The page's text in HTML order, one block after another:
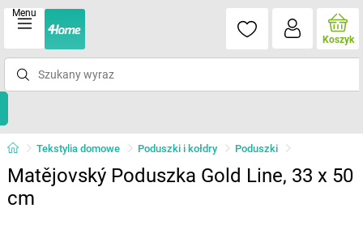
Menu
Koszyk
Tekstylia domowe Poduszki i kołdry Poduszki
Matějovský Poduszka Gold Line, 33 x 50
cm